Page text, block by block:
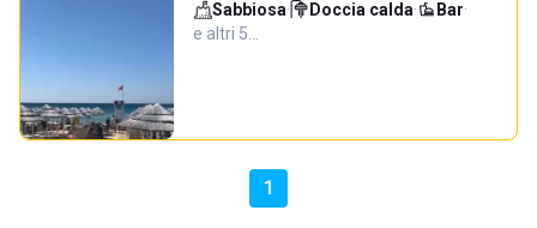
Sabbiosa· Doccia calda· Bar·
e altri 5…
1